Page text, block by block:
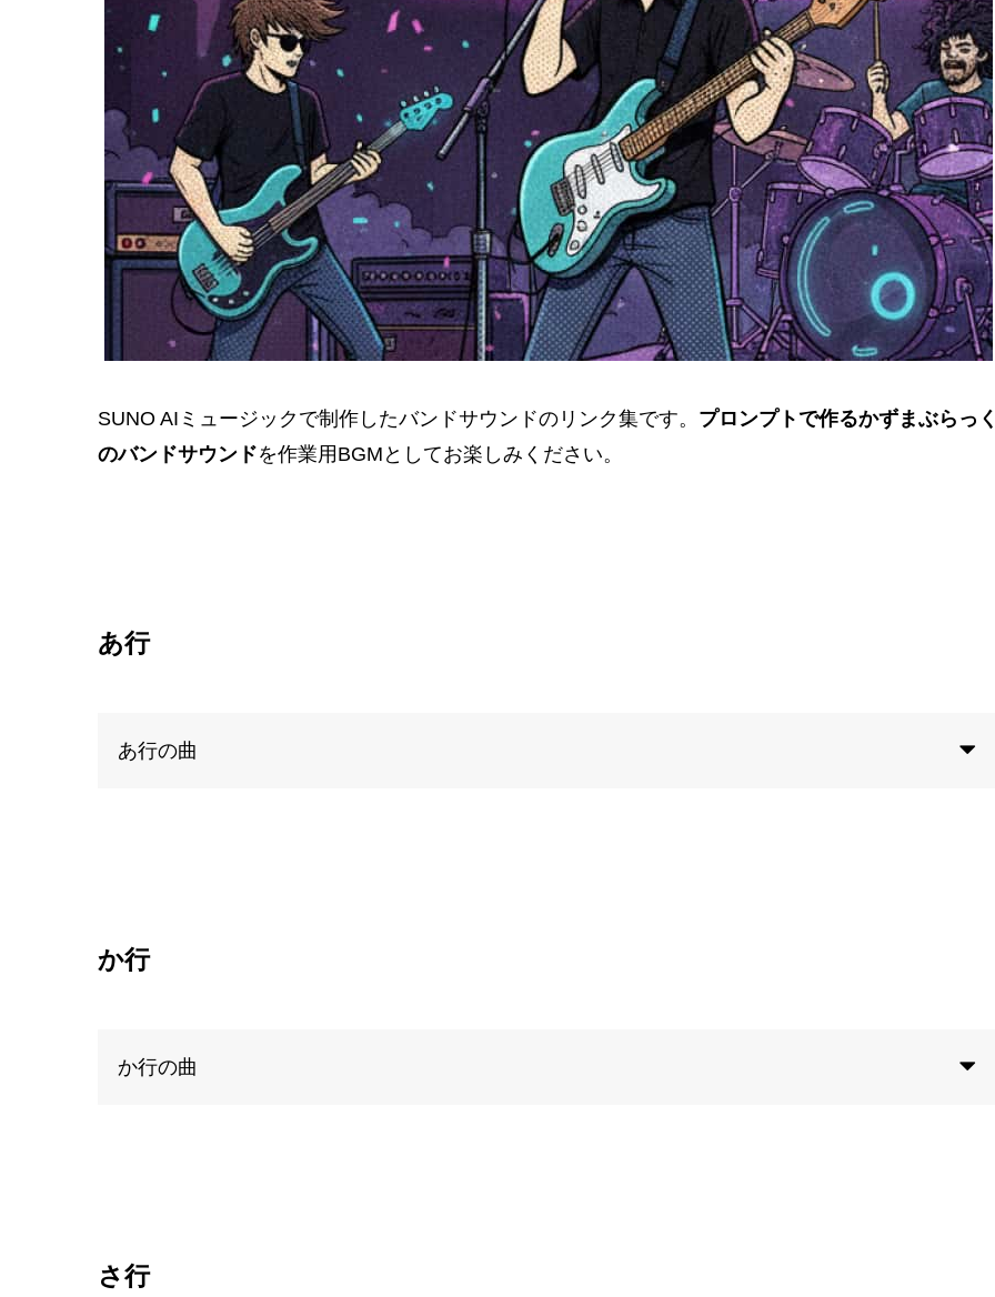
SUNO AIミュージックで制作したバンドサウンドのリンク集です。 プロンプトで作るかずまぶらっく
のバンドサウンドを作業用BGMとしてお楽しみください。
あ行
あ行の曲
か行
か行の曲
さ行